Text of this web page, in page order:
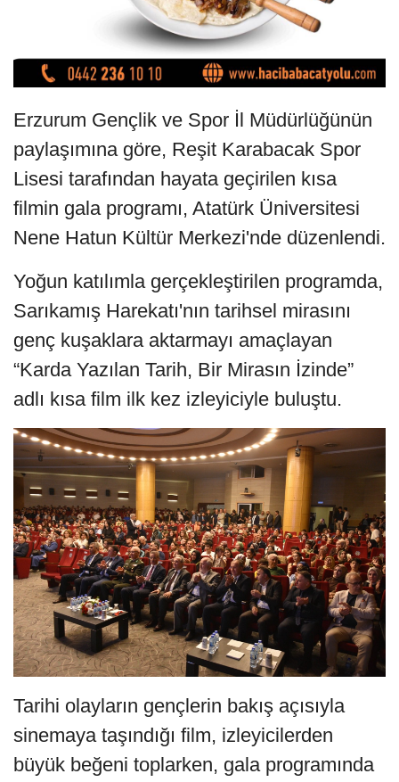
Erzurum Gençlik ve Spor İl Müdürlüğünün
paylaşımına göre, Reşit Karabacak Spor
Lisesi tarafından hayata geçirilen kısa
filmin gala programı, Atatürk Üniversitesi
Nene Hatun Kültür Merkezi'nde düzenlendi.
Yoğun katılımla gerçekleştirilen programda,
Sarıkamış Harekatı'nın tarihsel mirasını
genç kuşaklara aktarmayı amaçlayan
“Karda Yazılan Tarih, Bir Mirasın İzinde”
adlı kısa film ilk kez izleyiciyle buluştu.
Tarihi olayların gençlerin bakış açısıyla
sinemaya taşındığı film, izleyicilerden
büyük beğeni toplarken, gala programında